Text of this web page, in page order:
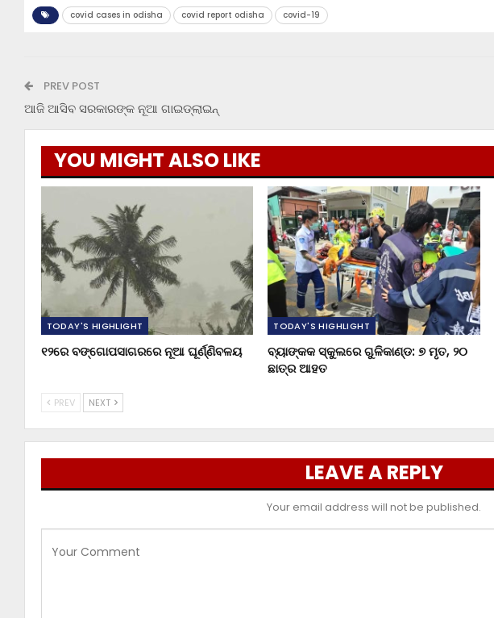
covid cases in odisha covid report odisha covid-19
PREV POST
ଆଜି ଆସିବ ସରକାରଙ୍କ ନୂଆ ଗାଇଡ୍‌ଲାଇନ୍
YOU MIGHT ALSO LIKE
TODAY'S HIGHLIGHT
୧୨ରେ ବଙ୍ଗୋପସାଗରରେ ନୂଆ ଘୂର୍ଣ୍ଣିବଳୟ
TODAY'S HIGHLIGHT
ବ୍ୟାଙ୍କକ ସ୍କୁଲରେ ଗୁଳିକାଣ୍ଡ: ୭ ମୃତ, ୨୦
ଛାତ୍ର ଆହତ
PREV NEXT
LEAVE A REPLY
Your email address will not be published.